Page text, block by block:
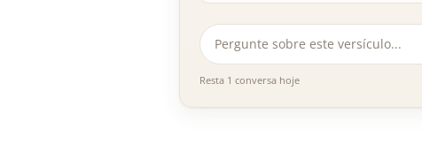
Resta 1 conversa hoje